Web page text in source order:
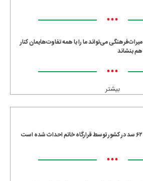
•••
میراث‌فرهنگی می‌تواند ما را با همه تفاوت‌هایمان کنار
هم بنشاند
•••
بیشتر
۶۲ سد در کشور توسط قرارگاه خاتم احداث شده است
•••